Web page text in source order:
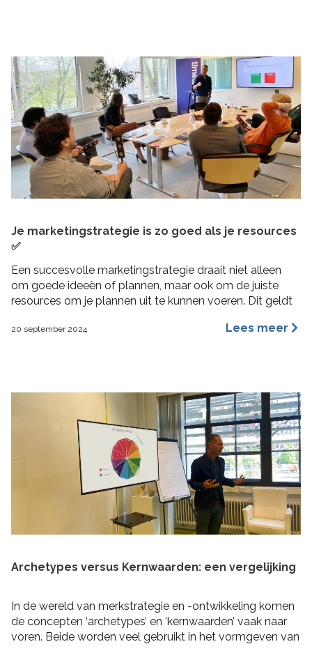
Je marketingstrategie is zo goed als je resources
✅
Een succesvolle marketingstrategie draait niet alleen
om goede ideeën of plannen, maar ook om de juiste
resources om je plannen uit te kunnen voeren. Dit geldt
kunnen zijn en efficiëntie cruciaal is. In deze blogpost 4
intern maken dat je dit gaat waarmaken!
20 september 2024 Lees meer
Archetypes versus Kernwaarden: een vergelijking
In de wereld van merkstrategie en -ontwikkeling komen
de concepten ‘archetypes’ en ‘kernwaarden’ vaak naar
voren. Beide worden veel gebruikt in het vormgeven van